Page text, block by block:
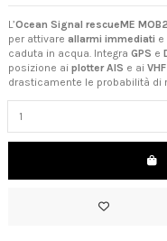
L’Ocean Signal rescueME MOB2
per attivare allarmi immediati e
caduta in acqua. Integra GPS e
posizione ai plotter AIS e ai
drasticamente le probabilità di